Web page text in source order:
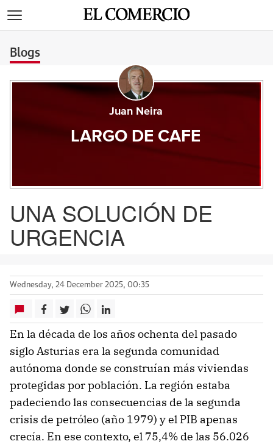
Blogs
Juan Neira
LARGO DE CAFE
UNA SOLUCIÓN DE
URGENCIA
Wednesday, 24 December 2025, 00:35
En la década de los años ochenta del pasado
siglo Asturias era la segunda comunidad
autónoma donde se construían más viviendas
protegidas por población. La región estaba
padeciendo las consecuencias de la segunda
crisis de petróleo (año 1979) y el PIB apenas
crecía. En ese contexto, el 75,4% de las 56.026